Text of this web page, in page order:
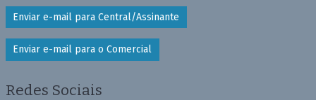
Enviar e-mail para Central/Assinante
Enviar e-mail para o Comercial
Redes Sociais